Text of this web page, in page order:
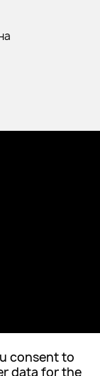
consent to
data for the